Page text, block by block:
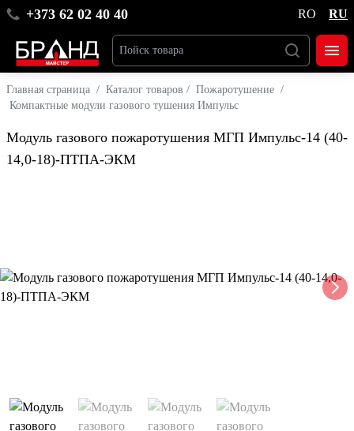
+373 62 02 40 40 RO RU
Главная страница / Каталог товаров / Пожаротушение /
Компактные модули газового тушения Импульс
Модуль газового пожаротушения МГП Импульс-14 (40-
14,0-18)-ПТПА-ЭКМ